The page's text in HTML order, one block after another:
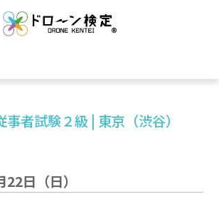
者試験２級 | 東京（渋谷）
日（日）